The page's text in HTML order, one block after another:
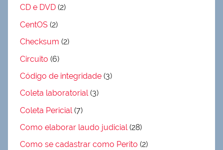
CD e DVD (2)
CentOS (2)
Checksum (2)
Circuito (6)
Código de integridade (3)
Coleta laboratorial(3)
Coleta Pericial (7)
Como elaborar laudo judicial(28)
Como se cadastrar como Perito (2)